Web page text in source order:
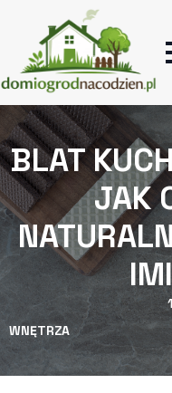
BLAT
JAK
WNĘTRZA